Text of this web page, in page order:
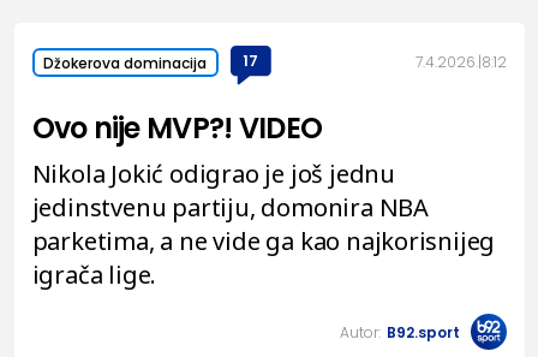
Džokerova dominacija 17 7.4.2026. 8:12
Ovo nije MVP?! VIDEO
Nikola Jokić odigrao je još jednu
jedinstvenu partiju, domonira NBA
parketima, a ne vide ga kao najkorisnijeg
igrača lige.
Autor: B92.sport